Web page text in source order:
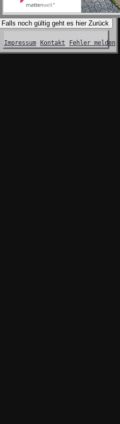
Falls noch gültig geht es hier Zurück
Impressum Kontakt Fehler melden